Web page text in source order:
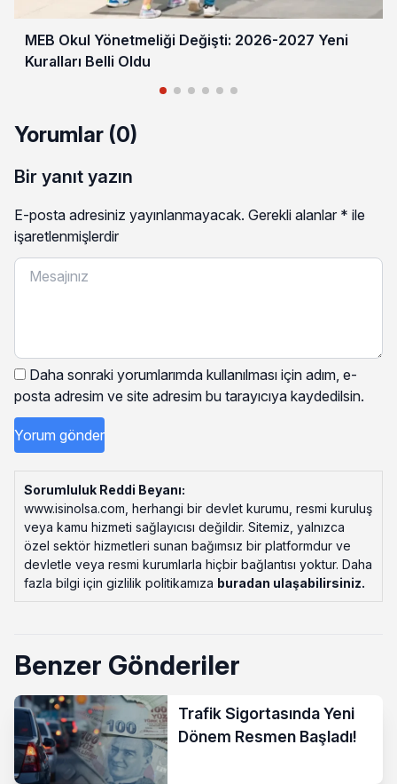
MEB Okul Yönetmeliği Değişti: 2026-2027 Yeni
Kuralları Belli Oldu
Yorumlar (0)
Bir yanıt yazın
E-posta adresiniz yayınlanmayacak. Gerekli alanlar * ile
işaretlenmişlerdir
Daha sonraki yorumlarımda kullanılması için adım, e-
posta adresim ve site adresim bu tarayıcıya kaydedilsin.
Sorumluluk Reddi Beyanı:
www.isinolsa.com, herhangi bir devlet kurumu, resmi kuruluş
veya kamu hizmeti sağlayıcısı değildir. Sitemiz, yalnızca
özel sektör hizmetleri sunan bağımsız bir platformdur ve
devletle veya resmi kurumlarla hiçbir bağlantısı yoktur. Daha
fazla bilgi için gizlilik politikamıza buradan ulaşabilirsiniz.
Benzer Gönderiler
Trafik Sigortasında Yeni
Dönem Resmen Başladı!